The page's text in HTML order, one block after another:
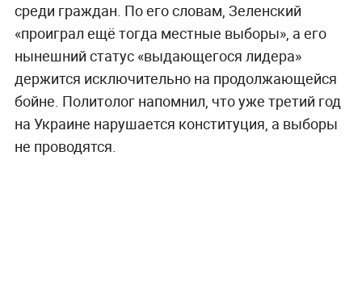
среди граждан. По его словам, Зеленский
«проиграл ещё тогда местные выборы», а его
нынешний статус «выдающегося лидера»
держится исключительно на продолжающейся
бойне. Политолог напомнил, что уже третий год
на Украине нарушается конституция, а выборы
не проводятся.